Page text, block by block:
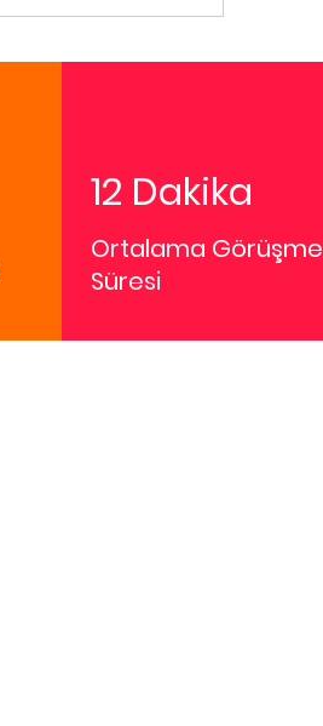
12 Dakika
Ortalama Görüşme
Süresi